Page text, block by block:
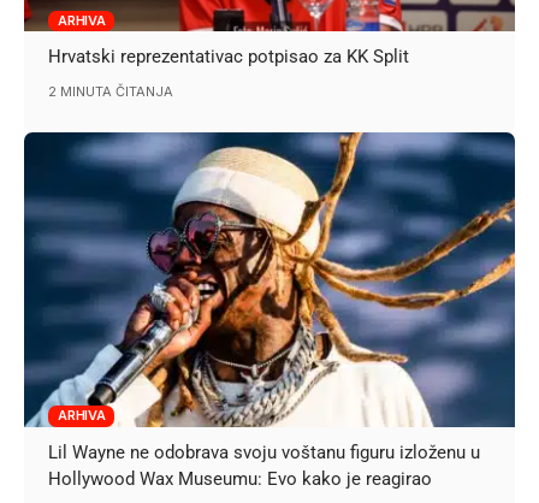
ARHIVA
Hrvatski reprezentativac potpisao za KK Split
2 MINUTA ČITANJA
ARHIVA
Lil Wayne ne odobrava svoju voštanu figuru izloženu u
Hollywood Wax Museumu: Evo kako je reagirao